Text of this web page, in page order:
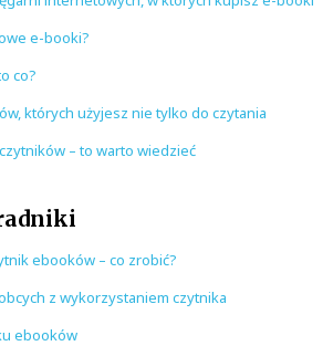
e-booki?
co?
których użyjesz nie tylko do czytania
– to warto wiedzieć
ebooków – co zrobić?
z wykorzystaniem czytnika
ebooków